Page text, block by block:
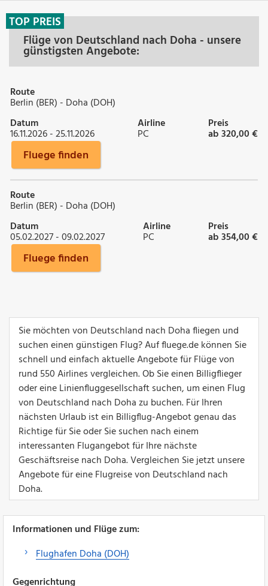
Flüge von Deutschland nach Doha - unsere
günstigsten Angebote:
TOP PREIS
Route
Berlin (BER) - Doha (DOH)
Datum
16.11.2026 - 25.11.2026
Airline
PC
Preis
ab 320,00 €
Fluege finden
Route
Berlin (BER) - Doha (DOH)
Datum
05.02.2027 - 09.02.2027
Airline
PC
Preis
ab 354,00 €
Fluege finden
Sie möchten von Deutschland nach Doha fliegen und
suchen einen günstigen Flug? Auf fluege.de können Sie
schnell und einfach aktuelle Angebote für Flüge von
rund 550 Airlines vergleichen. Ob Sie einen Billigflieger
oder eine Linienfluggesellschaft suchen, um einen Flug
von Deutschland nach Doha zu buchen. Für Ihren
nächsten Urlaub ist ein Billigflug-Angebot genau das
Richtige für Sie oder Sie suchen nach einem
interessanten Flugangebot für Ihre nächste
Geschäftsreise nach Doha. Vergleichen Sie jetzt unsere
Angebote für eine Flugreise von Deutschland nach
Doha.
Informationen und Flüge zum:
Flughafen Doha (DOH)
Gegenrichtung